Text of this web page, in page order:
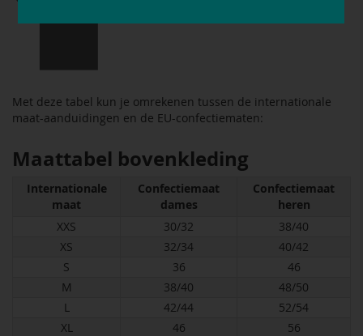
Met deze tabel kun je omrekenen tussen de internationale
maat-aanduidingen en de EU-confectiematen:
Maattabel bovenkleding
Internationale
maat
Confectiemaat
dames
Confectiemaat
heren
XXS
30/32
38/40
XS
32/34
40/42
S
36
46
M
38/40
48/50
L
42/44
52/54
XL
46
56